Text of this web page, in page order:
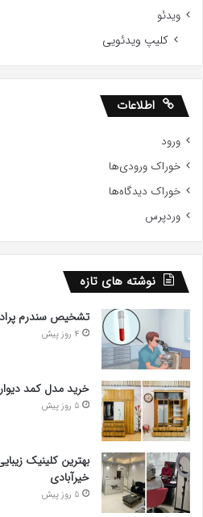
ویدئو
کلیپ ویدئویی
اطلاعات
ورود
خوراک ورودی‌ها
خوراک دیدگاه‌ها
وردپرس
نوشته های تازه
تشخیص سندرم
4 روز پیش
خرید مدل کمد
5 روز پیش
بهترین کلینیک
خیرآبادی
5 روز پیش